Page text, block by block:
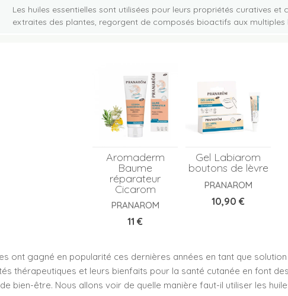
Les huiles essentielles sont utilisées pour leurs propriétés curatives et
extraites des plantes, regorgent de composés bioactifs aux multiples
Aromaderm
Baume
réparateur
Cicarom
PRANAROM
Prix
11 €
Gel Labiarom
boutons de lèvre
PRANAROM
Prix
10,90 €
ont gagné en popularité ces dernières années en tant que
thérapeutiques et leurs bienfaits pour la santé cutanée en font
bien-être. Nous allons voir de quelle manière faut-il utiliser les